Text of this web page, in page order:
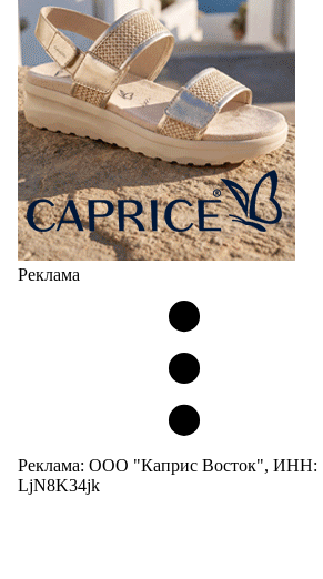
Реклама
Реклама: ООО "Каприс Восток", ИНН:
LjN8K34jk